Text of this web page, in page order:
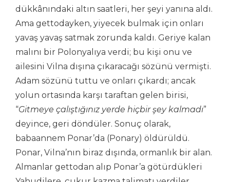
dükkânındaki altın saatleri, her şeyi yanına aldı.
Ama gettodayken, yiyecek bulmak için onları
yavaş yavaş satmak zorunda kaldı. Geriye kalan
malını bir Polonyalıya verdi; bu kişi onu ve
ailesini Vilna dışına çıkaracağı sözünü vermişti.
Adam sözünü tuttu ve onları çıkardı; ancak
yolun ortasında karşı taraftan gelen birisi,
“Gitmeye çalıştığınız yerde hiçbir şey kalmadı”
deyince, geri döndüler. Sonuç olarak,
babaannem Ponar’da (Ponary) öldürüldü.
Ponar, Vilna’nın biraz dışında, ormanlık bir alan.
Almanlar gettodan alıp Ponar’a götürdükleri